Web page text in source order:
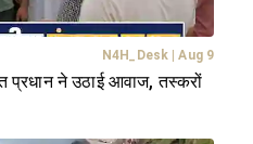
N4H_Desk Aug 9
प्रधान ने उठाई आवाज, तस्करों